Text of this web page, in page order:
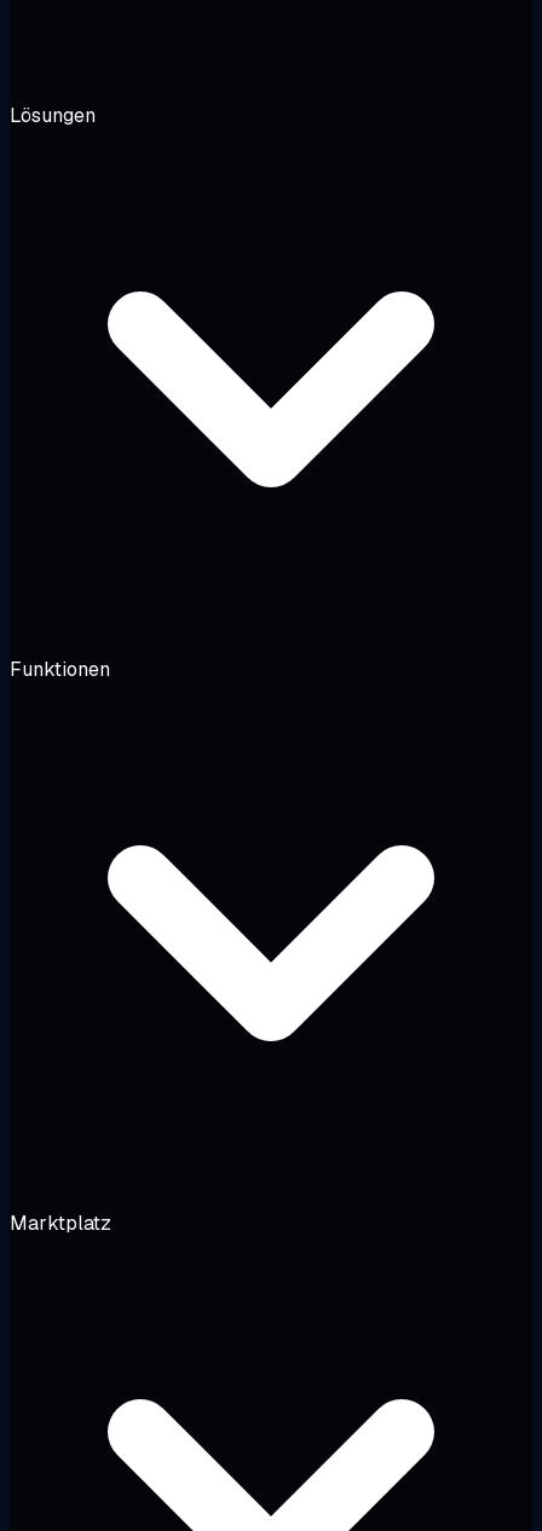
Lösungen
Funktionen
Marktplatz